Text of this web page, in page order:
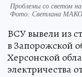
Проблемы со светом
Фото: Светлана
ВСУ вывели из
в Запорожской
Херсонской
электричества